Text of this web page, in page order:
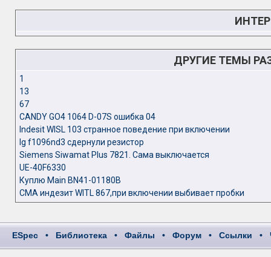
ДРУГИЕ ТЕМЫ
1
13
67
CANDY GO4 1064 D-07S ошибка 04
Indesit WISL 103 cтранное поведение при включении
lg f1096nd3 сдернули резистор
Siemens Siwamat Plus 7821. Сама выключается
UE-40F6330
Куплю Main BN41-01180B
СМА индезит WITL 867,при включении выбивает пробки
ESpec • Библиотека • Файлы • Форум • Ссылки •